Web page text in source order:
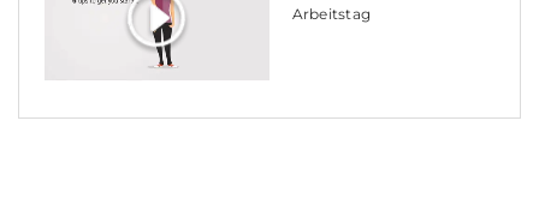
Arbeitstag